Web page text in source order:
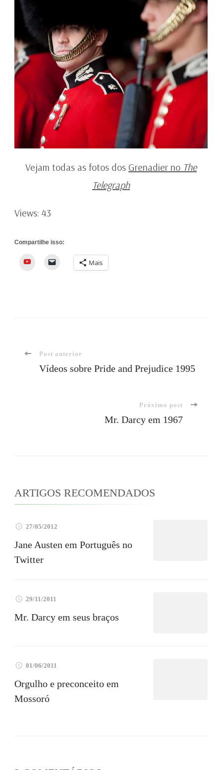
Vejam todas as fotos dos Grenadier no The
Telegraph
Views: 43
Compartilhe isso:
YouTube Mais
Navegação
Post anterior
Vídeos sobre Pride and Prejudice 1995
Próximo post
Mr. Darcy em 1967
ARTIGOS RECOMENDADOS
27/05/2012
Jane Austen em Português no
Twitter
29/11/2011
Mr. Darcy em seus braços
01/06/2011
Orgulho e preconceito em
Mossoró